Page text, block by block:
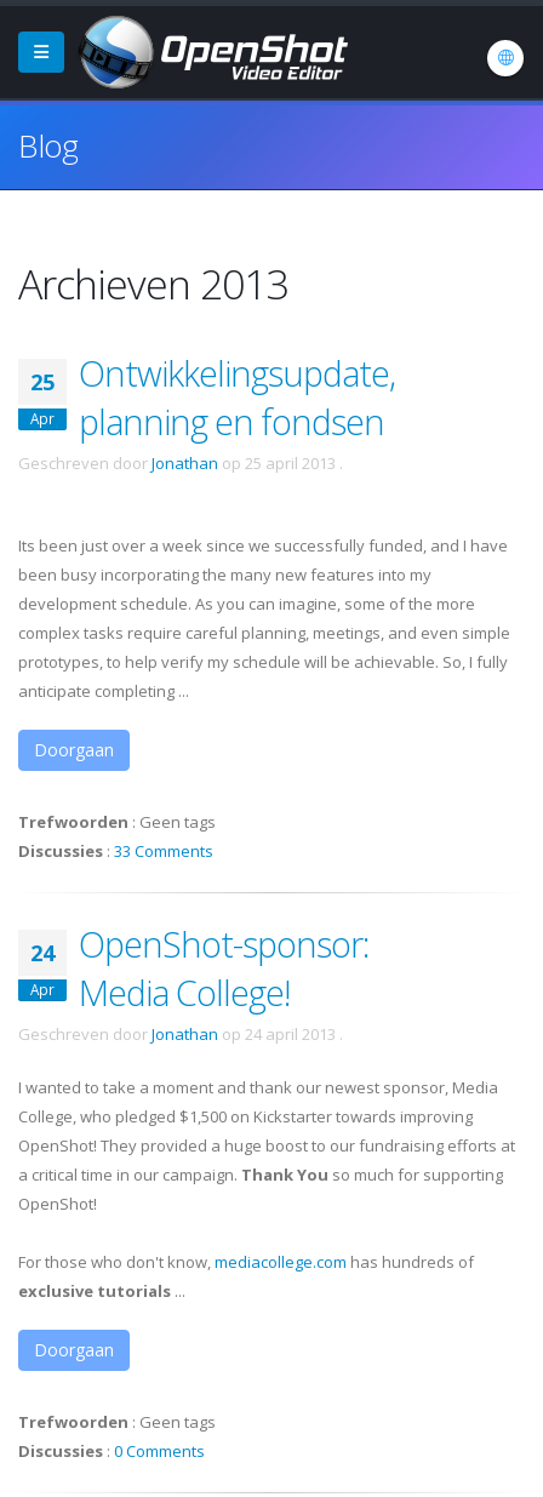
Blog
Archieven 2013
25
Apr
Ontwikkelingsupdate,
planning en fondsen
Geschreven doorJonathan op 25 april 2013 .
Its been just over a week since we successfully funded, and I have
been busy incorporating the many new features into my
development schedule. As you can imagine, some of the more
complex tasks require careful planning, meetings, and even simple
prototypes, to help verify my schedule will be achievable. So, I fully
anticipate completing ...
Doorgaan
Trefwoorden : Geen tags
Discussies : 33 Comments
24
Apr
OpenShot-sponsor:
Media College!
Geschreven doorJonathan op 24 april 2013 .
I wanted to take a moment and thank our newest sponsor, Media
College, who pledged $1,500 on Kickstarter towards improving
OpenShot! They provided a huge boost to our fundraising efforts at
a critical time in our campaign. Thank You so much for supporting
OpenShot!
For those who don't know,mediacollege.com has hundreds of
exclusive tutorials ...
Doorgaan
Trefwoorden : Geen tags
Discussies : 0 Comments